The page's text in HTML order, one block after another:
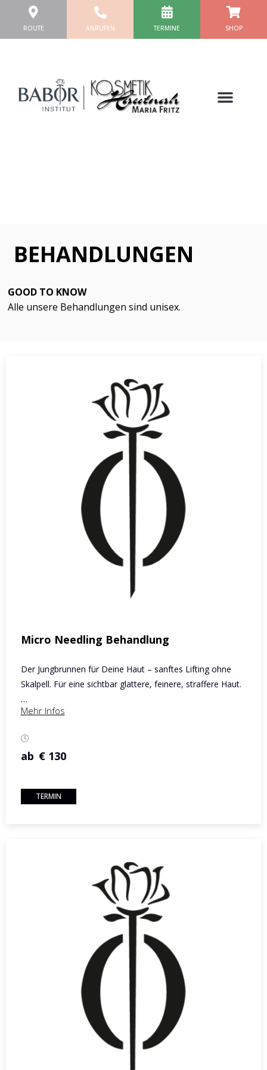
springen
ROUTE ANRUFEN TERMINE SHOP
BEHANDLUNGEN
GOOD TO KNOW
Alle unsere Behandlungen sind unisex.
Micro Needling Behandlung
Der Jungbrunnen für Deine Haut – sanftes Lifting ohne
Skalpell. Für eine sichtbar glattere, feinere, straffere Haut.
…
Mehr Infos
ab € 130
TERMIN